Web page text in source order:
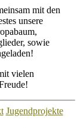
mit den
unsere
sowie
vielen
Jugendprojekte